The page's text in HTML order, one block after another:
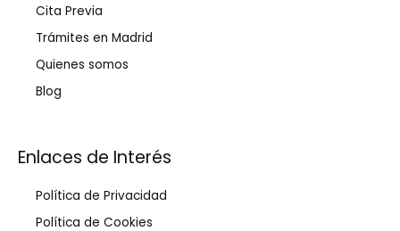
Cita Previa
Trámites en Madrid
Quienes somos
Blog
Enlaces de Interés
Política de Privacidad
Política de Cookies